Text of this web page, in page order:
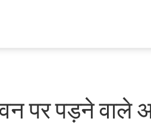
पर पड़ने वाले